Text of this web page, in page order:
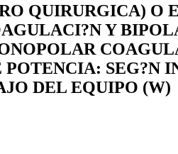
QUIRURGICA) O
Y
SEG?N
DEL EQUIPO (W)